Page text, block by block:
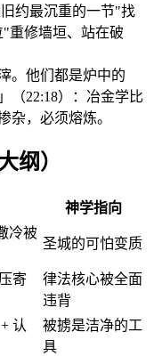
旧约最沉重的一节"找
重修墙垣、站在破
。他们都是炉中的
（22:18）：冶金学比
杂，必须熔炼。
纲）
神学指向
冷被
圣城的可怕变质
寄
律法核心被全面
违背
认
被掳是洁净的工
具